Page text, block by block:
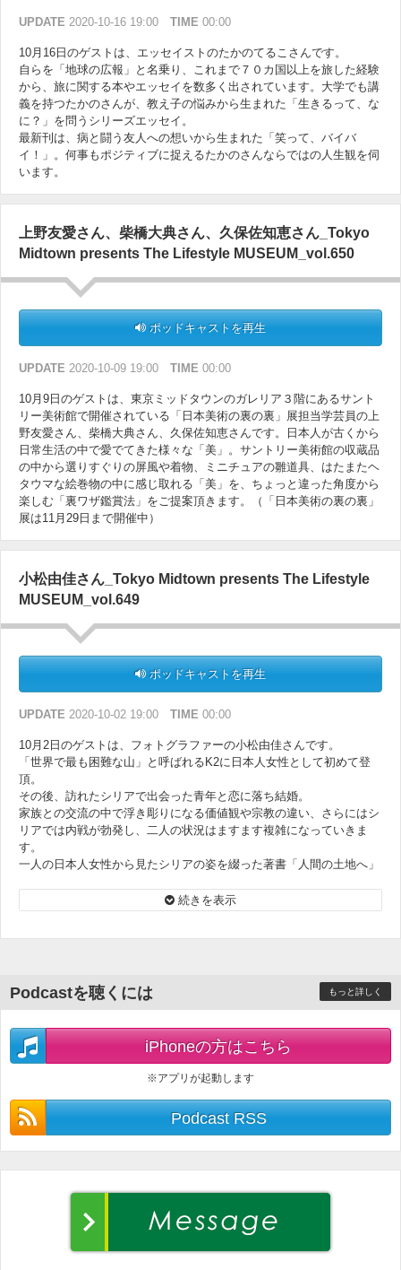
UPDATE 2020-10-16 19:00 TIME 00:00
10月16日のゲストは、エッセイストのたかのてるこさんです。
自らを「地球の広報」と名乗り、これまで７０カ国以上を旅した経験
から、旅に関する本やエッセイを数多く出されています。大学でも講
義を持つたかのさんが、教え子の悩みから生まれた「生きるって、な
に？」を問うシリーズエッセイ。
最新刊は、病と闘う友人への想いから生まれた「笑って、バイバ
イ！」。何事もポジティブに捉えるたかのさんならではの人生観を伺
います。
上野友愛さん、柴橋大典さん、久保佐知恵さん_Tokyo
Midtown presents The Lifestyle MUSEUM_vol.650
ポッドキャストを再生
UPDATE 2020-10-09 19:00 TIME 00:00
10月9日のゲストは、東京ミッドタウンのガレリア３階にあるサント
リー美術館で開催されている「日本美術の裏の裏」展担当学芸員の上
野友愛さん、柴橋大典さん、久保佐知恵さんです。日本人が古くから
日常生活の中で愛でてきた様々な「美」。サントリー美術館の収蔵品
の中から選りすぐりの屏風や着物、ミニチュアの雛道具、はたまたヘ
タウマな絵巻物の中に感じ取れる「美」を、ちょっと違った角度から
楽しむ「裏ワザ鑑賞法」をご提案頂きます。（「日本美術の裏の裏」
展は11月29日まで開催中）
小松由佳さん_Tokyo Midtown presents The Lifestyle
MUSEUM_vol.649
ポッドキャストを再生
UPDATE 2020-10-02 19:00 TIME 00:00
10月2日のゲストは、フォトグラファーの小松由佳さんです。
「世界で最も困難な山」と呼ばれるK2に日本人女性として初めて登
頂。
その後、訪れたシリアで出会った青年と恋に落ち結婚。
家族との交流の中で浮き彫りになる価値観や宗教の違い、さらにはシ
リアでは内戦が勃発し、二人の状況はますます複雑になっていきま
す。
一人の日本人女性から見たシリアの姿を綴った著書「人間の土地へ」
続きを表示
Podcastを聴くには もっと詳しく
iPhoneの方はこちら
※アプリが起動します
Podcast RSS